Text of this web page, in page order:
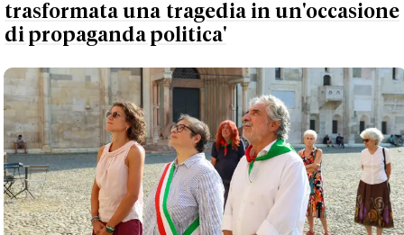
trasformata una tragedia in un'occasione
di propaganda politica'